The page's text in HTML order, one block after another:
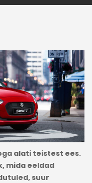
alati teistest ees.
mida eeldad
suur